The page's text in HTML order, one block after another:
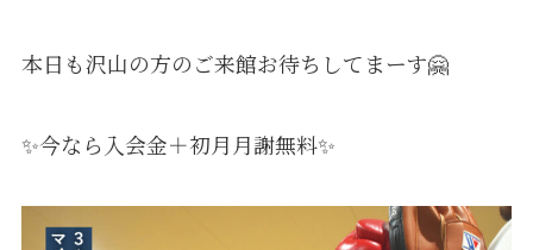
本日も沢山の方のご来館お待ちしてまーす🤗
✨今なら入会金＋初月月謝無料✨